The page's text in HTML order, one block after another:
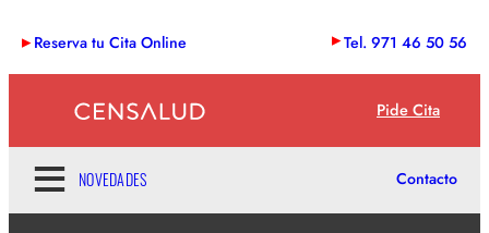
contenido
Reserva tu Cita Online Tel. 971 46 50 56
Pide Cita
NOVEDADES Contacto